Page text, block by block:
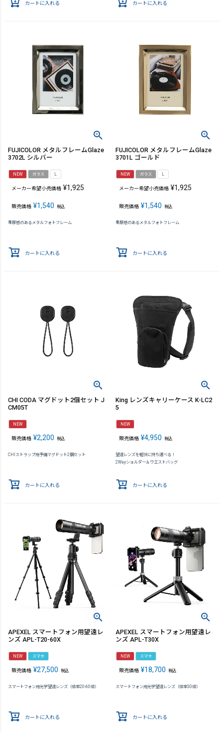
カートに入れる カートに入れる
FUJICOLOR メタルフレームGlaze
3702L シルバー
NEW ガラス L
メーカー希望小売価格 ¥1,925
販売価格 ¥1,540 税込
重厚感のあるメタルフォトフレーム
カートに入れる
FUJICOLOR メタルフレームGlaze
3701L ゴールド
NEW ガラス L
メーカー希望小売価格 ¥1,925
販売価格 ¥1,540 税込
重厚感のあるメタルフォトフレーム
カートに入れる
CHI CODA マグドット2個セット J
CM05T
NEW
販売価格 ¥2,200 税込
CHIストラップ用予備マグドット2個セット
カートに入れる
King レンズキャリーケース K-LC2
5
NEW
販売価格 ¥4,950 税込
望遠レンズを軽快に持ち運べる！
2Wayショルダー＆ウエストバッグ
カートに入れる
APEXEL スマートフォン用望遠レ
ンズ APL-T20-60X
NEW スマホ
販売価格 ¥27,500 税込
スマートフォン用光学望遠レンズ（倍率20-60倍）
カートに入れる
APEXEL スマートフォン用望遠レ
ンズ APL-T30X
NEW スマホ
販売価格 ¥18,700 税込
スマートフォン用光学望遠レンズ（倍率30倍）
カートに入れる